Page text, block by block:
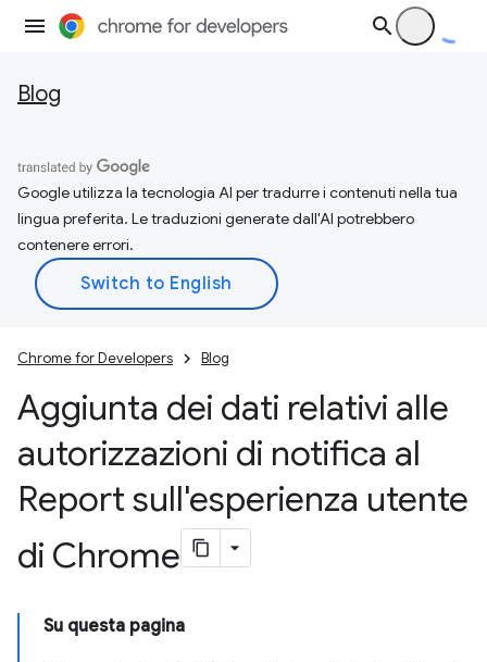
Blog
Google utilizza la tecnologia AI per tradurre i contenuti nella tua
lingua preferita. Le traduzioni generate dall'AI potrebbero
contenere errori.
Chrome for Developers Blog
Aggiunta dei dati relativi alle
autorizzazioni di notifica al
Report sull'esperienza utente
di Chrome
Su questa pagina